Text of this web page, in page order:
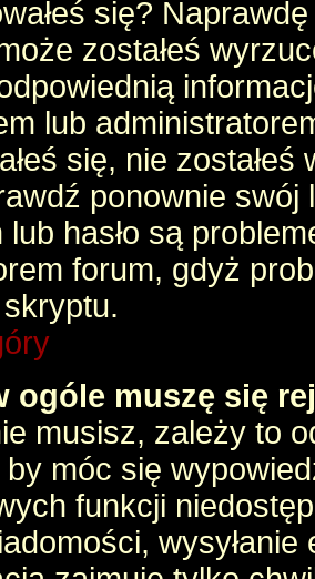
się?
zostałeś
lub
się, nie
ponownie swój
lub hasło są
forum, gdyż
ogóle muszę się
musisz, zależy to
móc się
funkcji